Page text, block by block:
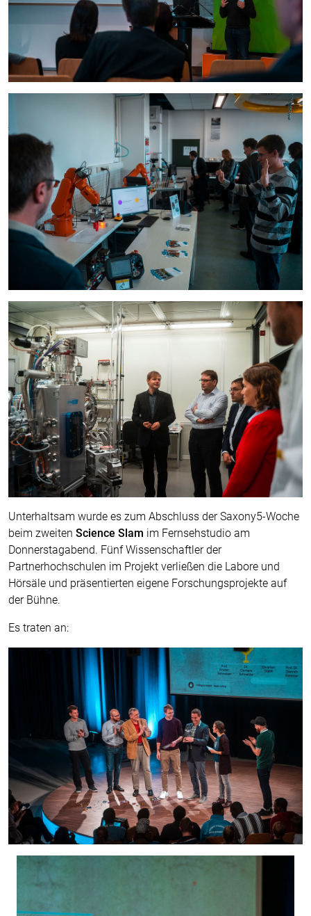
Unterhaltsam wurde es zum Abschluss der Saxony5-Woche
beim zweiten Science Slam im Fernsehstudio am
Donnerstagabend. Fünf Wissenschaftler der
Partnerhochschulen im Projekt verließen die Labore und
Hörsäle und präsentierten eigene Forschungsprojekte auf
der Bühne.
Es traten an: